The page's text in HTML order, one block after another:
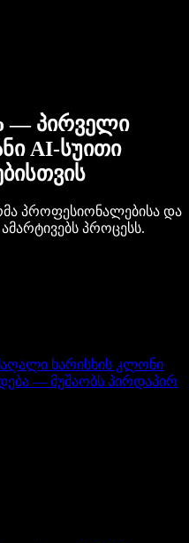
— პირველი
AI-სუითი
პროფესიონალებისა და
პროცესს.
ხარისხის კლონი
— მუშაობს პირდაპირ